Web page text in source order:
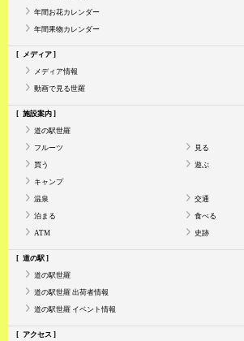
年間お花カレンダー
年間果物カレンダー
メディア
メディア情報
動画で見る世羅
施設案内
道の駅世羅
フルーツ 見る
買う 遊ぶ
キャンプ
温泉 交通
泊まる 食べる
ATM 史跡
道の駅
道の駅世羅
道の駅世羅 出荷者情報
道の駅世羅 イベント情報
アクセス